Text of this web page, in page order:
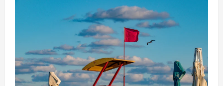
Eroilor
după
carosabilului
numărul
3